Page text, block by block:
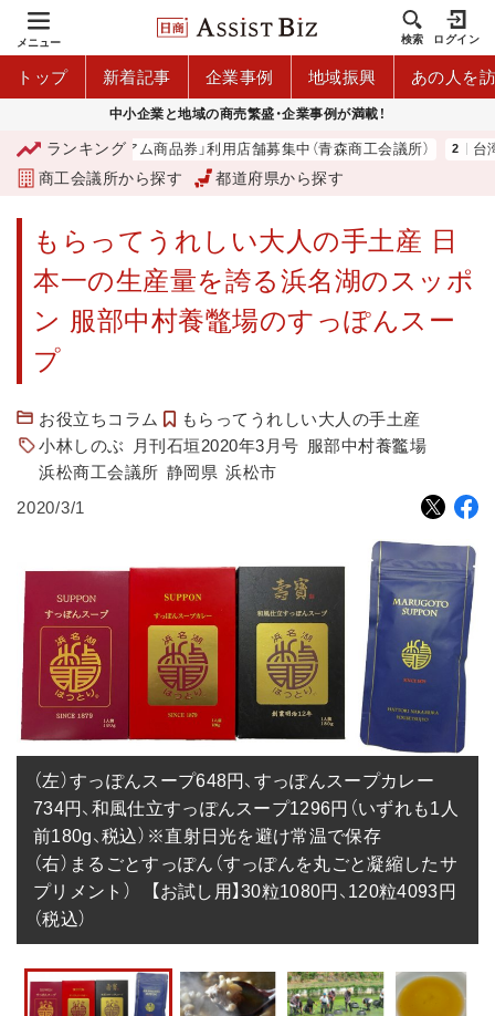
メニュー 検索 ログイン
トップ 新着記事 企業事例 地域振興 あの人を
中小企業と地域の商売繁盛・企業事例が満載！
ランキング
「青森市プレミアム商品券」利用店舗募集中（青森商工会議所） 台湾2
商工会議所から探す 都道府県から探す
もらってうれしい大人の手土産 日
本一の生産量を誇る浜名湖のスッポ
ン 服部中村養鼈場のすっぽんスー
プ
お役立ちコラム
もらってうれしい大人の手土産
小林しのぶ
月刊石垣2020年3月号 服部中村養龞場
浜松商工会議所 静岡県 浜松市
2020/3/1
（左）すっぽんスープ648円、すっぽんスープカレー
734円、和風仕立すっぽんスープ1296円（いずれも1人
前180g、税込）※直射日光を避け常温で保存
（右）まるごとすっぽん（すっぽんを丸ごと凝縮したサ
プリメント）　【お試し用】30粒1080円、120粒4093円
（税込）